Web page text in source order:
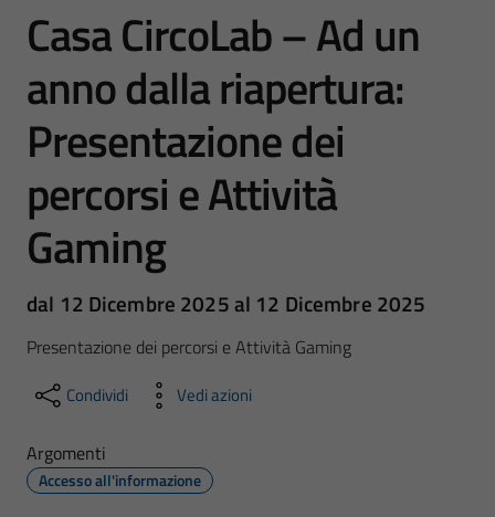
Casa CircoLab – Ad un
anno dalla riapertura:
Presentazione dei
percorsi e Attività
Gaming
dal 12 Dicembre 2025 al 12 Dicembre 2025
Presentazione dei percorsi e Attività Gaming
Condividi Vedi azioni
Argomenti
Accesso all'informazione